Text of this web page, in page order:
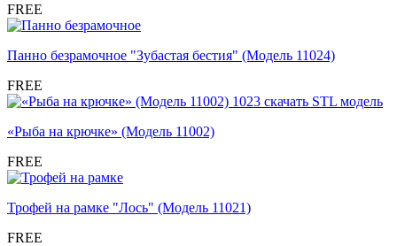
FREE
Панно безрамочное "Зубастая бестия" (Модель 11024)
FREE
«Рыба на крючке» (Модель 11002)
FREE
Трофей на рамке "Лось" (Модель 11021)
FREE